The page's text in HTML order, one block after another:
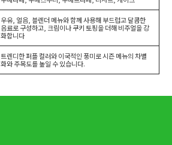
우유, 얼음, 블렌더 메뉴와 함께 사용해 부드럽고 달콤한
음료로 구성하고, 크림이나 쿠키 토핑을 더해 비주얼을 강
화합니다
트렌디한 퍼플 컬러와 이국적인 풍미로 시즌 메뉴의 차별
화와 주목도를 높일 수 있습니다.